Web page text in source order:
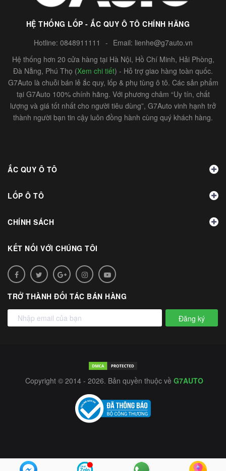
HỆ THỐNG LỐP - ẮC QUY Ô TÔ CHÍNH HÃNG
Hotline: 0848911111 - Email: lienhe@g7auto.vn
Hệ thống hơn 20 cửa hàng tại Hà Nội, Hồ Chí Minh, Hải Phòng,
Đà Nẵng, Phú Thọ (Xem chi tiết) - Hỗ trợ giao hàng toàn quốc.
G7Auto là chuỗi bán lẻ ắc quy, lốp & phụ tùng ô tô. Các sản phẩm
tại G7Auto 100% chính hãng. Với phương châm “Uy tín, chất
lượng và giá tốt nhất cho người tiêu dùng”, G7Auto vinh hạnh trở
thành người bạn tin cậy luôn đồng hành cùng quý khách hàng.
ẮC QUY Ô TÔ
LỐP Ô TÔ
CHÍNH SÁCH
KẾT NỐI VỚI CHÚNG TÔI
TRỞ THÀNH ĐỐI TÁC BÁN HÀNG
Đăng ký
Copyright © 2014 - 2026. Bản quyền thuộc về G7AUTO